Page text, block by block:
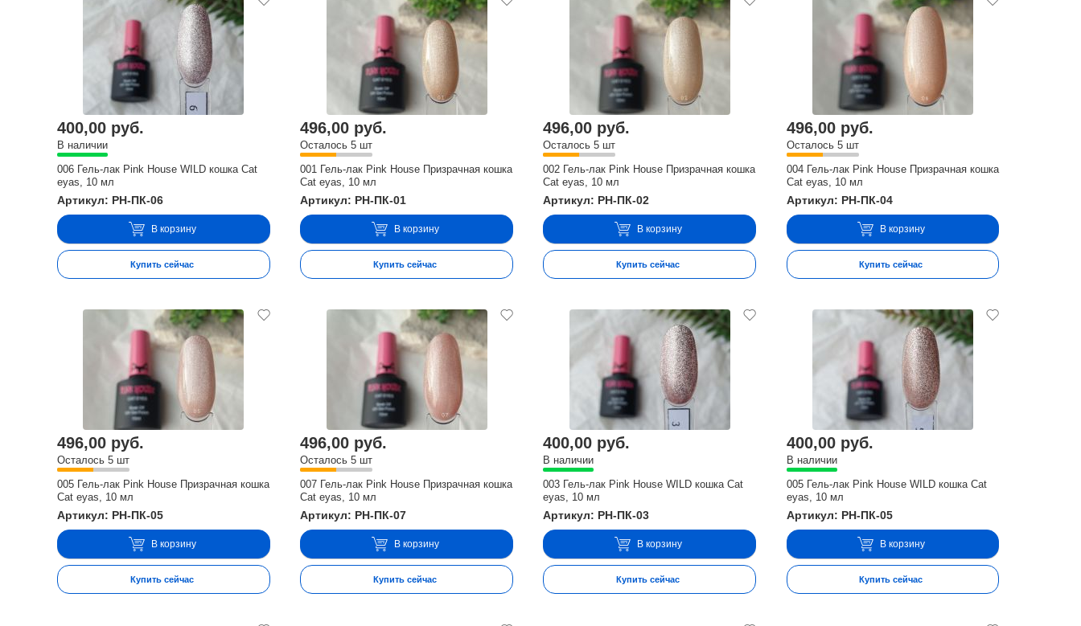
400,00 руб.
В наличии
006 Гель-лак Pink House WILD кошка Cat
eyas, 10 мл
Артикул: PH-ПК-06
В корзину
Купить сейчас
496,00 руб.
Осталось 5 шт
001 Гель-лак Pink House Призрачная кошка
Cat eyas, 10 мл
Артикул: PH-ПК-01
В корзину
Купить сейчас
496,00 руб.
Осталось 5 шт
002 Гель-лак Pink House Призрачная кошка
Cat eyas, 10 мл
Артикул: PH-ПК-02
В корзину
Купить сейчас
496,00 руб.
Осталось 5 шт
004 Гель-лак Pink House Призрачная кошка
Cat eyas, 10 мл
Артикул: PH-ПК-04
В корзину
Купить сейчас
496,00 руб.
Осталось 5 шт
005 Гель-лак Pink House Призрачная кошка
Cat eyas, 10 мл
Артикул: PH-ПК-05
В корзину
Купить сейчас
496,00 руб.
Осталось 5 шт
007 Гель-лак Pink House Призрачная кошка
Cat eyas, 10 мл
Артикул: PH-ПК-07
В корзину
Купить сейчас
400,00 руб.
В наличии
003 Гель-лак Pink House WILD кошка Cat
eyas, 10 мл
Артикул: PH-ПК-03
В корзину
Купить сейчас
400,00 руб.
В наличии
005 Гель-лак Pink House WILD кошка Cat
eyas, 10 мл
Артикул: PH-ПК-05
В корзину
Купить сейчас